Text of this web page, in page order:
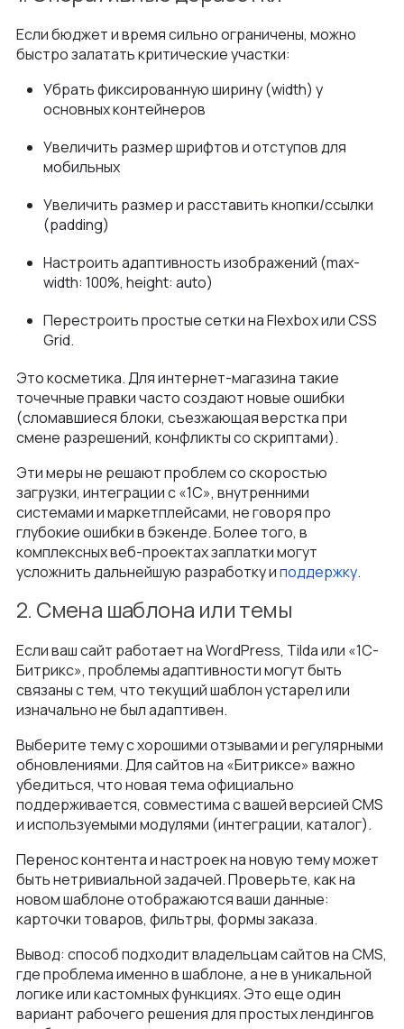
Если бюджет и время сильно ограничены, можно
быстро залатать критические участки:
Убрать фиксированную ширину (width) у
основных контейнеров
Увеличить размер шрифтов и отступов для
мобильных
Увеличить размер и расставить кнопки/ссылки
(padding)
Настроить адаптивность изображений (max-
width: 100%, height: auto)
Перестроить простые сетки на Flexbox или CSS
Grid.
Это косметика. Для интернет-магазина такие
точечные правки часто создают новые ошибки
(сломавшиеся блоки, съезжающая верстка при
смене разрешений, конфликты со скриптами).
Эти меры не решают проблем со скоростью
загрузки, интеграции с «1С», внутренними
системами и маркетплейсами, не говоря про
глубокие ошибки в бэкенде. Более того, в
комплексных веб-проектах заплатки могут
усложнить дальнейшую разработку иподдержку.
2. Смена шаблона или темы
Если ваш сайт работает на WordPress, Tilda или «1С-
Битрикс», проблемы адаптивности могут быть
связаны с тем, что текущий шаблон устарел или
изначально не был адаптивен.
Выберите тему с хорошими отзывами и регулярными
обновлениями. Для сайтов на «Битриксе» важно
убедиться, что новая тема официально
поддерживается, совместима с вашей версией CMS
и используемыми модулями (интеграции, каталог).
Перенос контента и настроек на новую тему может
быть нетривиальной задачей. Проверьте, как на
новом шаблоне отображаются ваши данные:
карточки товаров, фильтры, формы заказа.
Вывод: способ подходит владельцам сайтов на CMS,
где проблема именно в шаблоне, а не в уникальной
логике или кастомных функциях. Это еще один
вариант рабочего решения для простых лендингов